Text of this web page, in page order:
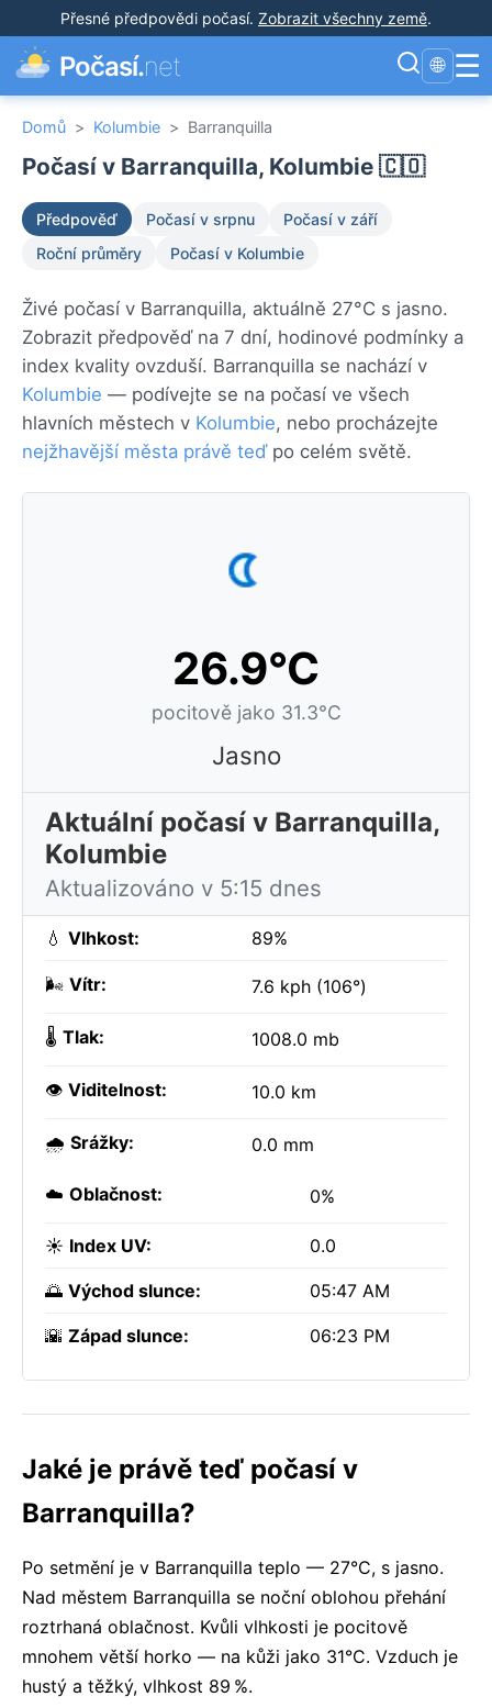
Přesné předpovědi počasí. Zobrazit všechny země.
Počasí.net 🌐 ☰
Domů > Kolumbie > Barranquilla
Počasí v Barranquilla, Kolumbie 🇨🇴
Předpověď Počasí v srpnu
Počasí v září
Roční průměry
Počasí v Kolumbie
Živé počasí v Barranquilla, aktuálně 27°C s jasno.
Zobrazit předpověď na 7 dní, hodinové podmínky a
index kvality ovzduší. Barranquilla se nachází v
Kolumbie — podívejte se na počasí ve všech
hlavních městech v Kolumbie, nebo procházejte
nejžhavější města právě teďpo celém světě.
26.9°C
pocitově jako 31.3°C
Jasno
Aktuální počasí v Barranquilla,
Kolumbie
Aktualizováno v 5:15 dnes
💧 Vlhkost: 89%
🌬️ Vítr: 7.6 kph (106°)
🌡️ Tlak: 1008.0 mb
👁️ Viditelnost: 10.0 km
🌧️ Srážky: 0.0 mm
☁️ Oblačnost: 0%
☀️ Index UV: 0.0
🌅 Východ slunce: 05:47 AM
🌇 Západ slunce: 06:23 PM
Jaké je právě teď počasí v
Barranquilla?
Po setmění je v Barranquilla teplo — 27°C, s jasno.
Nad městem Barranquilla se noční oblohou přehání
roztrhaná oblačnost. Kvůli vlhkosti je pocitově
mnohem větší horko — na kůži jako 31°C. Vzduch je
hustý a těžký, vlhkost 89 %.